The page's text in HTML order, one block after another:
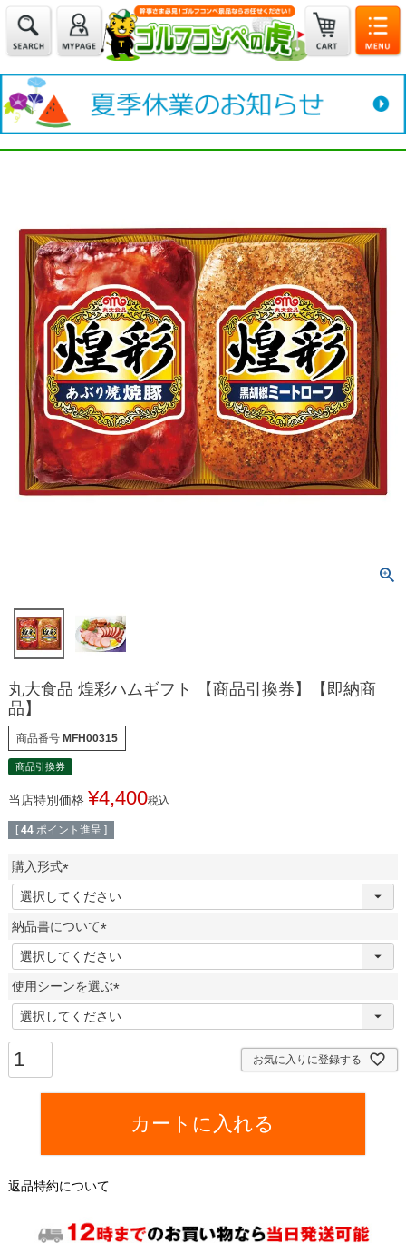
丸大食品 煌彩ハムギフト 【商品引換券】【即納商
品】
商品番号 MFH00315
商品引換券
当店特別価格 ¥4,400税込
[ 44 ポイント進呈 ]
購入形式
(
必
須
)
納品書について
(
必
須
)
使用シーンを選ぶ
必
お気に入りに登録する
カートに入れる
返品特約について